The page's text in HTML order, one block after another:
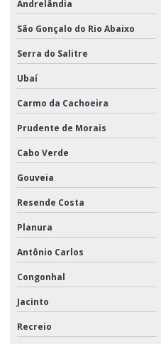
Andrelândia
São Gonçalo do Rio Abaixo
Serra do Salitre
Ubaí
Carmo da Cachoeira
Prudente de Morais
Cabo Verde
Gouveia
Resende Costa
Planura
Antônio Carlos
Congonhal
Jacinto
Recreio